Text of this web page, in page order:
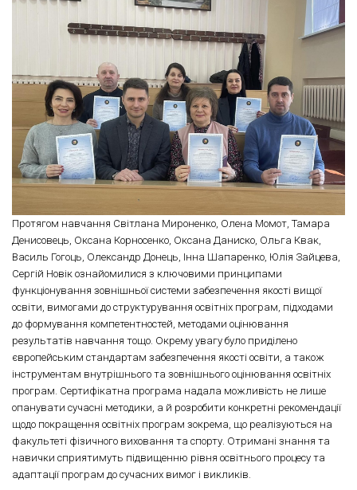
Протягом навчання Світлана Мироненко, Олена Момот, Тамара
Денисовець, Оксана Корносенко, Оксана Даниско, Ольга Квак,
Василь Гогоць, Олександр Донець, Інна Шапаренко, Юлія Зайцева,
Сергій Новік ознайомилися з ключовими принципами
функціонування зовнішньої системи забезпечення якості вищої
освіти, вимогами до структурування освітніх програм, підходами
до формування компетентностей, методами оцінювання
результатів навчання тощо. Окрему увагу було приділено
європейським стандартам забезпечення якості освіти, а також
інструментам внутрішнього та зовнішнього оцінювання освітніх
програм. Сертифікатна програма надала можливість не лише
опанувати сучасні методики, а й розробити конкретні рекомендації
щодо покращення освітніх програм зокрема, що реалізуються на
факультеті фізичного виховання та спорту. Отримані знання та
навички сприятимуть підвищенню рівня освітнього процесу та
адаптації програм до сучасних вимог і викликів.